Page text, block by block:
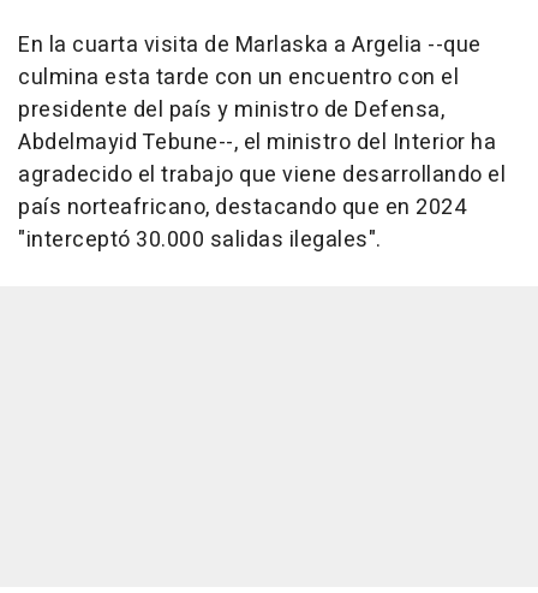
En la cuarta visita de Marlaska a Argelia --que
culmina esta tarde con un encuentro con el
presidente del país y ministro de Defensa,
Abdelmayid Tebune--, el ministro del Interior ha
agradecido el trabajo que viene desarrollando el
país norteafricano, destacando que en 2024
"interceptó 30.000 salidas ilegales".